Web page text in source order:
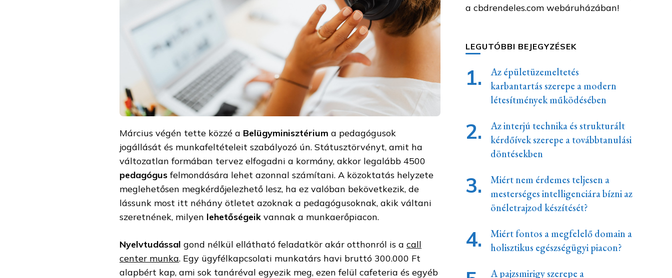
Március végén tette közzé a Belügyminisztérium a pedagógusok
jogállását és munkafeltételeit szabályozó ún. Státusztörvényt, amit ha
változatlan formában tervez elfogadni a kormány, akkor legalább 4500
pedagógusfelmondására lehet azonnal számítani. A közoktatás helyzete
meglehetősen megkérdőjelezhető lesz, ha ez valóban bekövetkezik, de
lássunk most itt néhány ötletet azoknak a pedagógusoknak, akik váltani
szeretnének, milyen lehetőségeik vannak a munkaerőpiacon.
Nyelvtudással gond nélkül ellátható feladatkör akár otthonról is a call
center munka. Egy ügyfélkapcsolati munkatárs havi bruttó 300.000 Ft
alapbért kap, ami sok tanáréval egyezik meg, ezen felül cafeteria és egyéb
a cbdrendeles.com webáruházában!
LEGUTÓBBI BEJEGYZÉSEK
Az épületüzemeltetés
karbantartás szerepe a modern
létesítmények működésében
Az interjú technika és strukturált
kérdőívek szerepe a továbbtanulási
döntésekben
Miért nem érdemes teljesen a
mesterséges intelligenciára bízni az
önéletrajzod készítését?
Miért fontos a megfelelő domain a
holisztikus egészségügyi piacon?
A pajzsmirigy szerepe a